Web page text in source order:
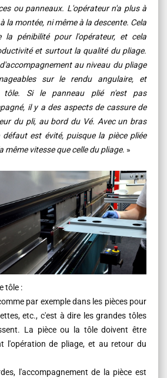
ou panneaux. L'opérateur n'a plus à
la montée, ni même à la descente. Cela
la pénibilité pour l'opérateur, et cela
et surtout la qualité du pliage.
au niveau du pliage
sur le rendu angulaire, et
tôle. Si le panneau plié n'est pas
il y a des aspects de cassure de
du pli, au bord du Vé. Avec un bras
défaut est évité, puisque la pièce pliée
même vitesse que celle du pliage. »
tôle :
par exemple dans les pièces pour
etc., c'est à dire les grandes tôles
La pièce ou la tôle doivent être
l'opération de pliage, et au retour du
l'accompagnement de la pièce est